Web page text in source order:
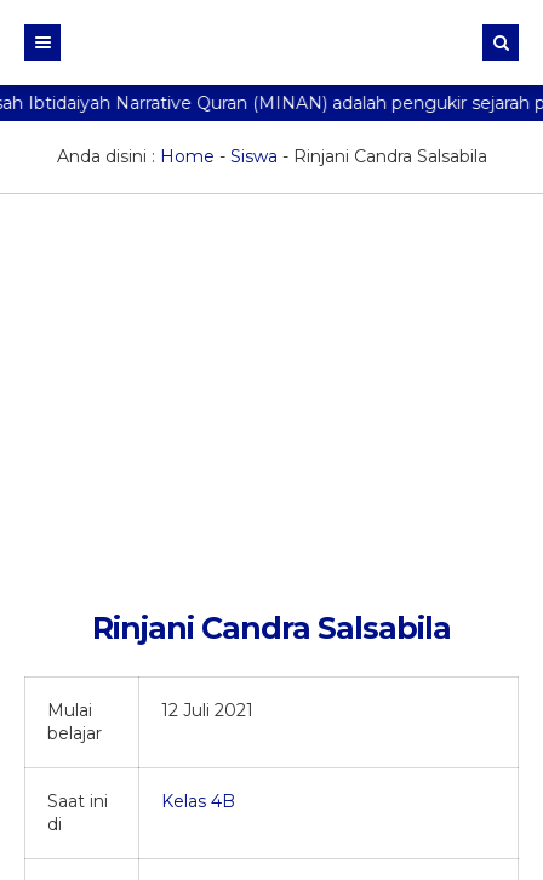
Beranda
Profil
Galeri
Ibtidaiyah Narrative Quran (MINAN) adalah pengukir sejarah
Anda disini : Home - Siswa - Rinjani Candra Salsabila
Rinjani Candra Salsabila
Mulai
belajar
12 Juli 2021
Saat ini
di
Kelas 4B